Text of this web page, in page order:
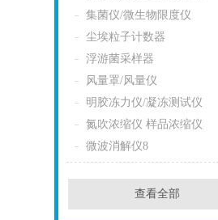
集菌仪/微生物限度仪
尘埃粒子计数器
浮游菌采样器
风量罩/风量仪
明胶冻力仪/凝冻测试仪
氮吹浓缩仪 样品浓缩仪
微波消解仪8
查看全部